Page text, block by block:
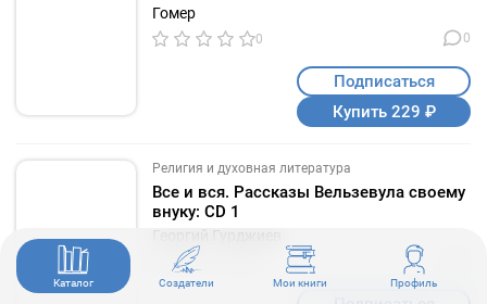
Гомер
0 0
Подписаться
Купить 229 ₽
Религия и духовная литература
Все и вся. Рассказы Вельзевула своему
внуку: CD 1
Каталог Создатели Мои книги Профиль